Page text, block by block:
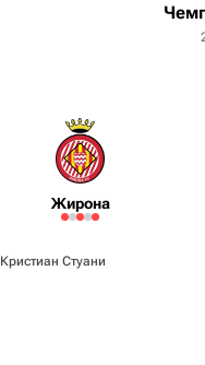
Жирона
Кристиан Стуани